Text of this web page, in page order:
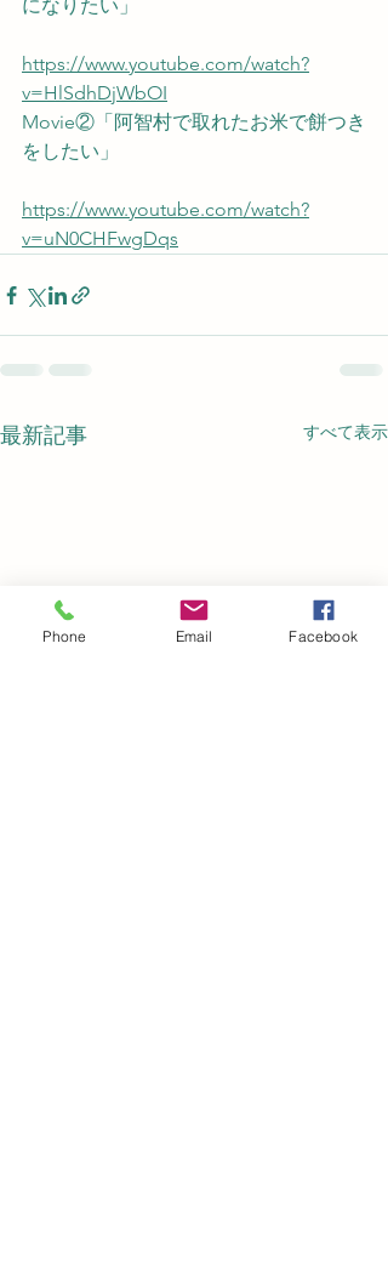
になりたい」
https://www.youtube.com/watch?
v=HlSdhDjWbOI
Movie②「阿智村で取れたお米で餅つき
をしたい」
https://www.youtube.com/watch?
v=uN0CHFwgDqs
最新記事 すべて表示
Phone Email Facebook